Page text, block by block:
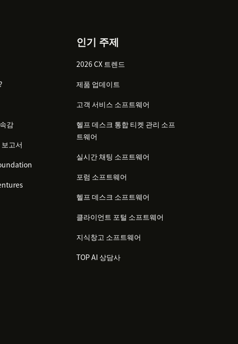
감
고서
인기 주제
2026 CX 트렌드
제품 업데이트
고객 서비스 소프트웨어
헬프 데스크 통합 티켓 관리 소프
트웨어
실시간 채팅 소프트웨어
포럼 소프트웨어
헬프 데스크 소프트웨어
클라이언트 포털 소프트웨어
지식창고 소프트웨어
TOP AI 상담사